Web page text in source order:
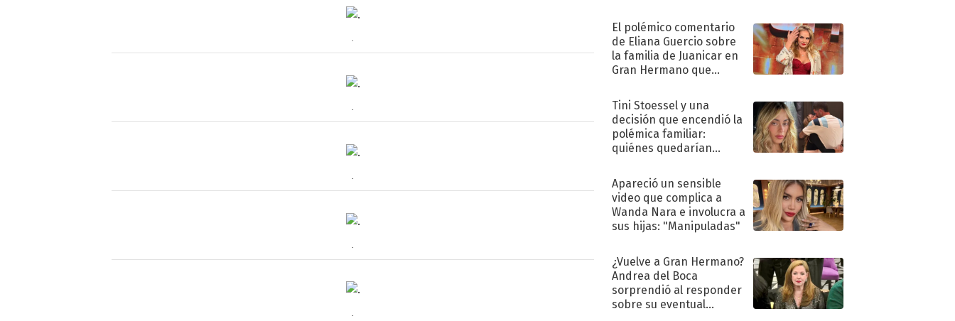
.
.
El polémico comentario
de Eliana Guercio sobre
la familia de Juanicar en
Gran Hermano que
Tini Stoessel y una
decisión que encendió la
polémica familiar:
quiénes quedarían
Apareció un sensible
video que complica a
Wanda Nara e involucra a
sus hijas: "Manipuladas"
¿Vuelve a Gran Hermano?
Andrea del Boca
sorprendió al responder
sobre su eventual